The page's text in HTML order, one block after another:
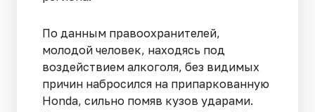
По данным правоохранителей,
молодой человек, находясь под
воздействием алкоголя, без видимых
причин набросился на припаркованную
Honda, сильно помяв кузов ударами.